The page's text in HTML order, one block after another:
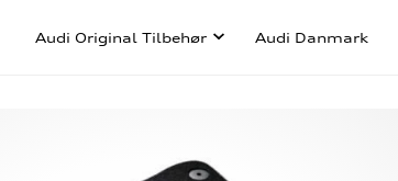
Audi Original Tilbehør Audi Danmark